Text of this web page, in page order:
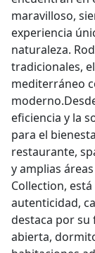
maravilloso,
experiencia
naturaleza.
tradicionales,
mediterráneo
eficiencia y la
para el
restaurante,
y amplias
Collection,
autenticidad,
destaca por su
abierta,